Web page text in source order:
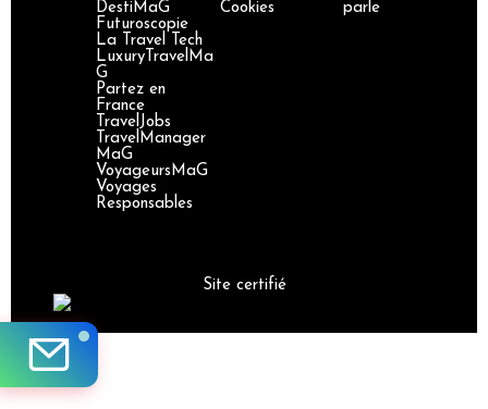
DestiMaG
Futuroscopie
La Travel Tech
LuxuryTravelMa
G
Partez en
France
TravelJobs
TravelManager
MaG
VoyageursMaG
Voyages
Responsables
Cookies
parle
Site certifié